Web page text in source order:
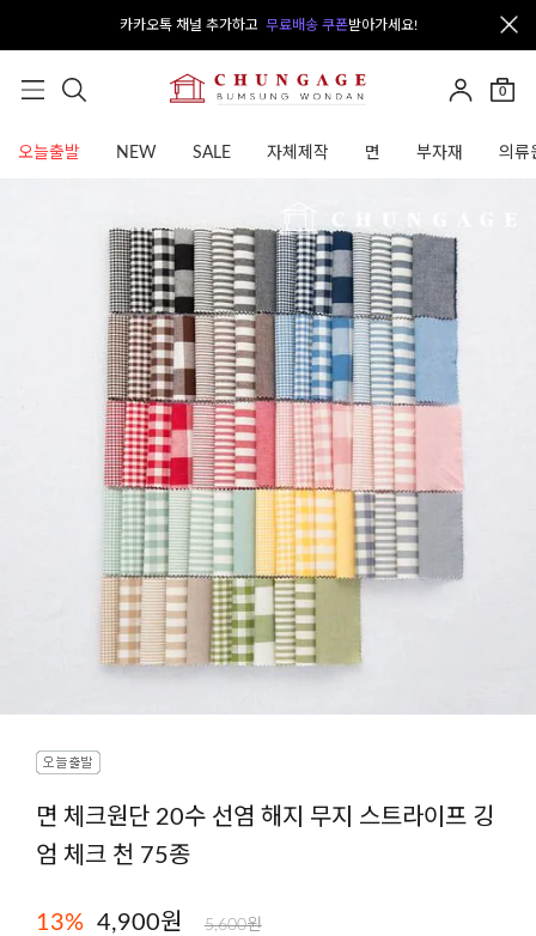
카카오톡 채널 추가하고 무료배송 쿠폰받아가세요!
0
오늘출발 NEW SALE 자체제작 면 부자재 의류
면 체크원단 20수 선염 해지 무지 스트라이프 깅
엄 체크 천 75종
13% 4,900원 5,600원